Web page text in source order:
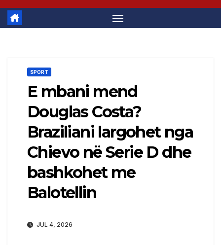
SPORT
E mbani mend
Douglas Costa?
Braziliani largohet nga
Chievo në Serie D dhe
bashkohet me
Balotellin
JUL 4, 2026